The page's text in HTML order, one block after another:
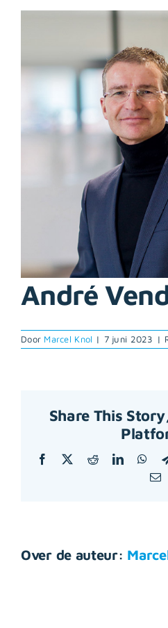
André
Door Marcel Knol | 7 juni 2023 |
Share This
Facebook RedditLinkedIn
E-
Over de auteur: